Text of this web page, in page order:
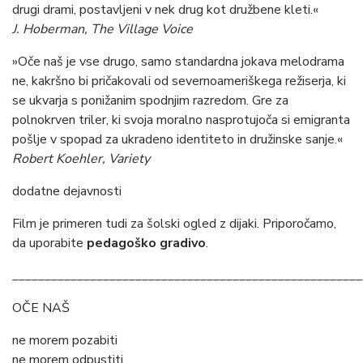
drugi drami, postavljeni v nek drug kot družbene kleti.«
J. Hoberman, The Village Voice
»Oče naš je vse drugo, samo standardna jokava melodrama
ne, kakršno bi pričakovali od severnoameriškega režiserja, ki
se ukvarja s ponižanim spodnjim razredom. Gre za
polnokrven triler, ki svoja moralno nasprotujoča si emigranta
pošlje v spopad za ukradeno identiteto in družinske sanje.«
Robert Koehler, Variety
dodatne dejavnosti
Film je primeren tudi za šolski ogled z dijaki. Priporočamo,
da uporabite pedagoško gradivo.
OČE NAŠ
ne morem pozabiti